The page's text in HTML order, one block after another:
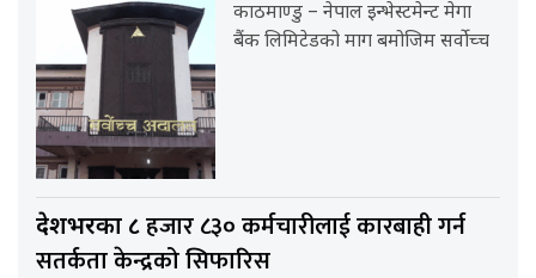
काठमाण्डु – नेपाल इन्भेस्टमेन्ट मेगा
बैंक लिमिटेडको माग बमोजिम सर्वोच्च
देशभरका ८हजार ८३० कर्मचारीलाई कारबाही गर्न
सतर्कता केन्द्रको सिफारिस